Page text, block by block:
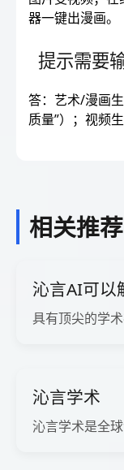
器一键出漫画。
提示需要
答：艺术/漫画
质量”）；视频
相关推荐
沁言AI可以
具有顶尖的学
沁言学术
沁言学术是全